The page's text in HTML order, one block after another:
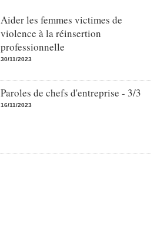
Aider les femmes victimes de
violence à la réinsertion
professionnelle
30/11/2023
Paroles de chefs d'entreprise - 3/3
16/11/2023